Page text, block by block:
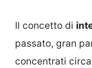
Il concetto di
passato, gran
concentrati